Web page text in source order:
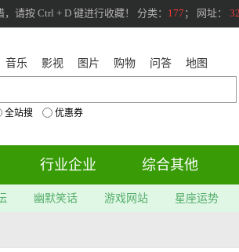
请按 Ctrl + D 键进行收藏！ 分类： 177 ； 网址：
音乐 影视 图片 购物 问答 地图
全站搜 优惠券
行业企业 综合其他
幽默笑话 游戏网站 星座运势